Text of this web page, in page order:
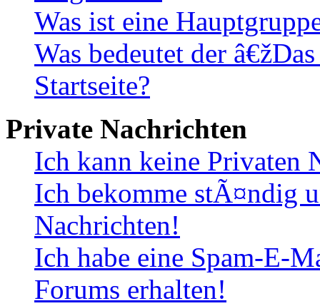
Was ist eine
Was bedeutet der
Startseite?
Private Nachrichten
Ich kann keine Privaten
Ich bekomme stÃ¤ndig
Nachrichten!
Ich habe eine Spam-E-
Forums erhalten!